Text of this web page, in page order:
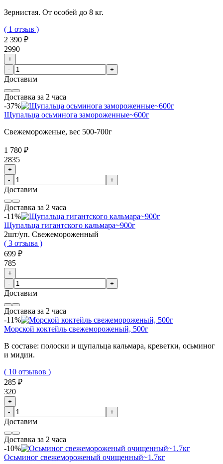
Зернистая. От особей до 8 кг.
( 1 отзыв )
2 390 ₽
2990
+
-
+
Доставим
Доставка за 2 часа
-37%
Щупальца осьминога замороженные~600г
Свежемороженые, вес 500-700г
1 780 ₽
2835
+
-
+
Доставим
Доставка за 2 часа
-11%
Щупальца гигантского кальмара~900г
2шт/уп. Свежемороженный
( 3 отзыва )
699 ₽
785
+
-
+
Доставим
Доставка за 2 часа
-11%
Морской коктейль свежемороженый, 500г
В составе: полоски и щупальца кальмара, креветки, осьминог
и мидии.
( 10 отзывов )
285 ₽
320
+
-
+
Доставим
Доставка за 2 часа
-10%
Осьминог свежемороженый очищенный~1.7кг